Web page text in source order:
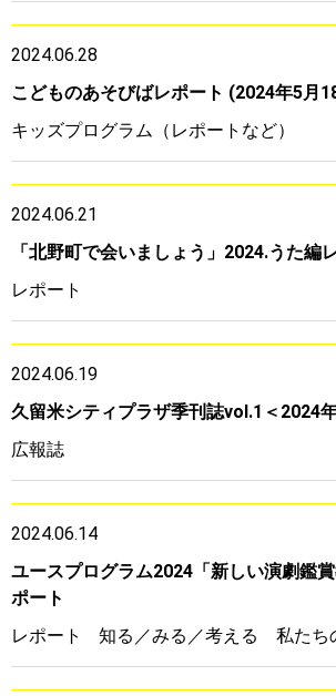
2024.06.28
こどものあそびばレポート (2024年5月
キッズプログラム（レポートなど）
2024.06.21
「北野町で会いましょう」2024.うた編
レポート
2024.06.19
久留米シティプラザ季刊誌vol.1＜2024
広報誌
2024.06.14
ユースプログラム2024「新しい演劇鑑
ポート
レポート
知る／みる／考える 私たち